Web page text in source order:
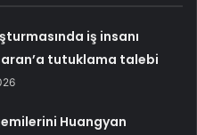
iş insanı
tutuklama talebi
Huangyan